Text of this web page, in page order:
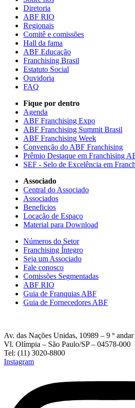
Diretoria
ABF RIO
Regionais
Comitê e comissões
Hall da fama
ABF Educação
Franchising Brasil
Estatuto Social
Ouvidoria
FAQ
Fique por dentro
Agenda
ABF Franchising Expo
ABF Franchising Summit Brasil
ABF Franchising Week
Convenção do ABF Franchising
Prêmio Destaque em Franchising
SEF - Selo de Excelência em
Associado
Central do Associado
Associados
Beneficios
Locação de Espaço
Material para Download
Números do Setor
Franchising Íntegro
Seja um Associado
Fale conosco
Comissões Segmentadas
ABF RIO
Guia de Franquias ABF
Guia de Fornecedores ABF
Av. das Nações Unidas, 10989 – 9 º andar
Vl. Olímpia – São Paulo/SP – 04578-000
Tel: (11) 3020-8800
Instagram